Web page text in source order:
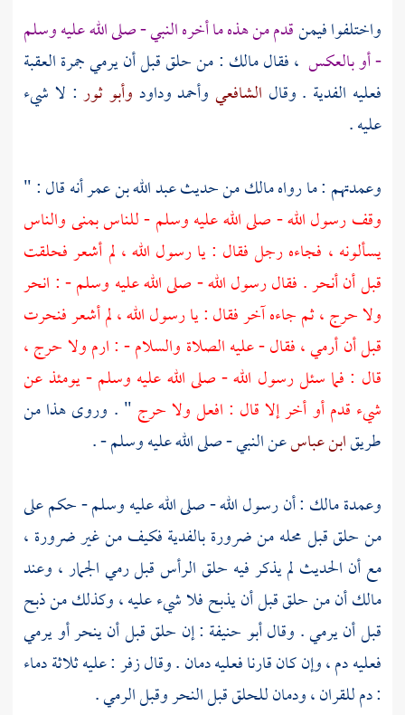
واختلفوا فيمنقدم من هذه ما أخره النبي - صلى الله عليه وسلم
- أو بالعكس ، فقالمالك : من حلق قبل أن يرمي جمرة العقبة
فعليه الفدية . وقال الشافعي وأحمدوداود وأبو ثور : لا شيء
عليه .
وعمدتهم : ما رواهمالكمن حديثعبد الله بن عمرأنه قال : "
وقف رسول الله - صلى الله عليه وسلم - للناسبمنىوالناس
يسألونه ، فجاءه رجل فقال : يا رسول الله ، لم أشعر فحلقت
قبل أن أنحر . فقال رسول الله - صلى الله عليه وسلم - : انحر
ولا حرج ، ثم جاءه آخر فقال : يا رسول الله ، لم أشعر فنحرت
قبل أن أرمي ، فقال - عليه الصلاة والسلام - : ارم ولا حرج ،
قال : فما سئل رسول الله - صلى الله عليه وسلم - يومئذ عن
شيء قدم أو أخر إلا قال : افعل ولا حرج " . وروى هذا من
طريقابن عباسعن النبي - صلى الله عليه وسلم - .
وعمدةمالك : أن رسول الله - صلى الله عليه وسلم - حكم على
من حلق قبل محله من ضرورة بالفدية فكيف من غير ضرورة ،
مع أن الحديث لم يذكر فيه حلق الرأس قبل رمي الجمار ، وعند
مالكأن من حلق قبل أن يذبح فلا شيء عليه ، وكذلك من ذبح
قبل أن يرمي . وقالأبو حنيفة : إن حلق قبل أن ينحر أو يرمي
فعليه دم ، وإن كان قارنا فعليه دمان . وقالزفر: عليه ثلاثة دماء
: دم للقران ، ودمان للحلق قبل النحر وقبل الرمي .